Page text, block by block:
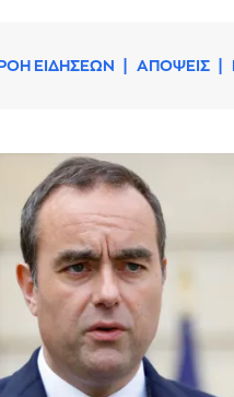
ΡΟΗ ΕΙΔΗΣΕΩΝ ΑΠΟΨΕΙΣ